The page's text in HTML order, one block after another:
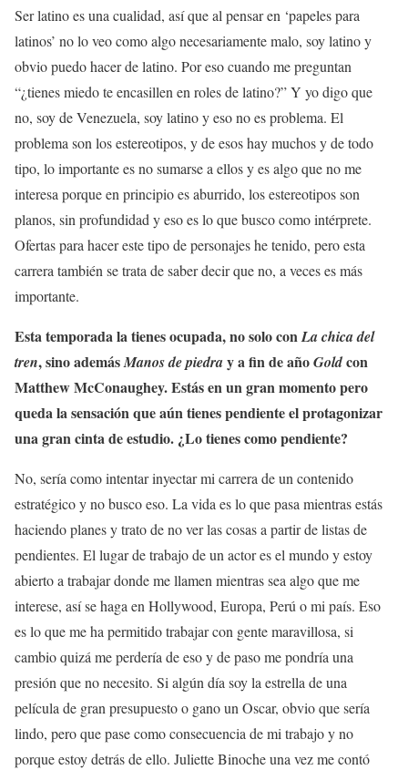
Ser latino es una cualidad, así que al pensar en ‘papeles para
latinos’ no lo veo como algo necesariamente malo, soy latino y
obvio puedo hacer de latino. Por eso cuando me preguntan
“¿tienes miedo te encasillen en roles de latino?” Y yo digo que
no, soy de Venezuela, soy latino y eso no es problema. El
problema son los estereotipos, y de esos hay muchos y de todo
tipo, lo importante es no sumarse a ellos y es algo que no me
interesa porque en principio es aburrido, los estereotipos son
planos, sin profundidad y eso es lo que busco como intérprete.
Ofertas para hacer este tipo de personajes he tenido, pero esta
carrera también se trata de saber decir que no, a veces es más
importante.
Esta temporada la tienes ocupada, no solo conLa chica del
tren, sino ademásManos de piedray a fin de añoGoldcon
Matthew McConaughey. Estás en un gran momento pero
queda la sensación que aún tienes pendiente el protagonizar
una gran cinta de estudio. ¿Lo tienes como pendiente?
No, sería como intentar inyectar mi carrera de un contenido
estratégico y no busco eso. La vida es lo que pasa mientras estás
haciendo planes y trato de no ver las cosas a partir de listas de
pendientes. El lugar de trabajo de un actor es el mundo y estoy
abierto a trabajar donde me llamen mientras sea algo que me
interese, así se haga en Hollywood, Europa, Perú o mi país. Eso
es lo que me ha permitido trabajar con gente maravillosa, si
cambio quizá me perdería de eso y de paso me pondría una
presión que no necesito. Si algún día soy la estrella de una
película de gran presupuesto o gano un Oscar, obvio que sería
lindo, pero que pase como consecuencia de mi trabajo y no
porque estoy detrás de ello. Juliette Binoche una vez me contó